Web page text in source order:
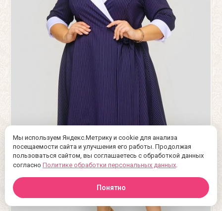
Мы используем Яндекс.Метрику и cookie для анализа
посещаемости сайта и улучшения его работы. Продолжая
пользоваться сайтом, вы соглашаетесь с обработкой данных
согласно Политике обработки персональных данных.
Понятно